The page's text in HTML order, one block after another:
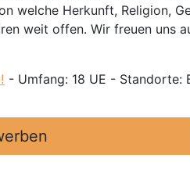
welche Herkunft, Religion,
weit offen. Wir freuen uns
- Umfang: 18 UE - Standorte: